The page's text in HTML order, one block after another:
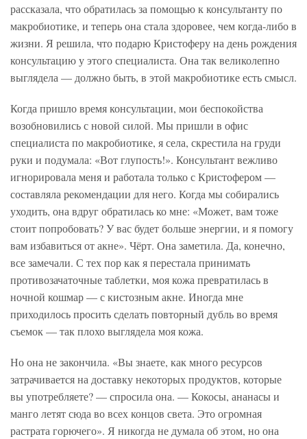
рассказала, что обратилась за помощью к консультанту по
макробиотике, и теперь она стала здоровее, чем когда-либо в
жизни. Я решила, что подарю Кристоферу на день рождения
консультацию у этого специалиста. Она так великолепно
выглядела — должно быть, в этой макробиотике есть смысл.
Когда пришло время консультации, мои беспокойства
возобновились с новой силой. Мы пришли в офис
специалиста по макробиотике, я села, скрестила на груди
руки и подумала: «Вот глупость!». Консультант вежливо
игнорировала меня и работала только с Кристофером —
составляла рекомендации для него. Когда мы собирались
уходить, она вдруг обратилась ко мне: «Может, вам тоже
стоит попробовать? У вас будет больше энергии, и я помогу
вам избавиться от акне». Чёрт. Она заметила. Да, конечно,
все замечали. С тех пор как я перестала принимать
противозачаточные таблетки, моя кожа превратилась в
ночной кошмар — с кистозным акне. Иногда мне
приходилось просить сделать повторный дубль во время
съемок — так плохо выглядела моя кожа.
Но она не закончила. «Вы знаете, как много ресурсов
затрачивается на доставку некоторых продуктов, которые
вы употребляете? — спросила она. — Кокосы, ананасы и
манго летят сюда во всех концов света. Это огромная
растрата горючего». Я никогда не думала об этом, но она